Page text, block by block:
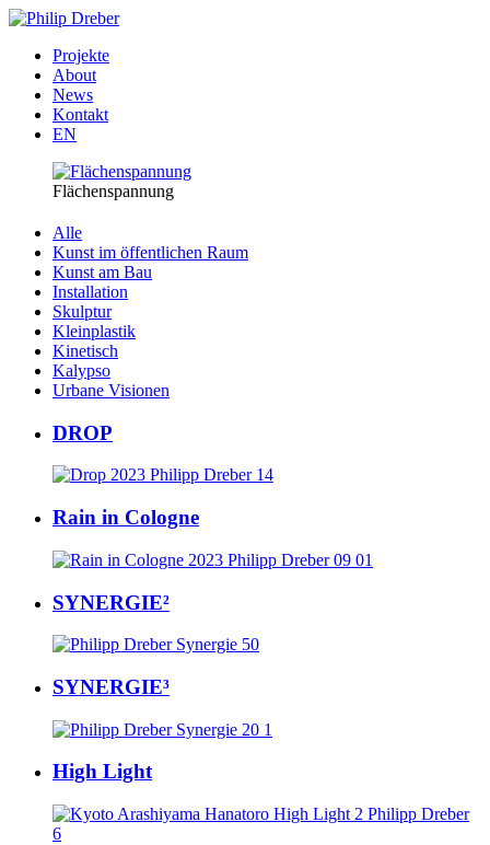
Projekte
About
News
Kontakt
EN
Flächenspannung
Alle
Kunst im öffentlichen Raum
Kunst am Bau
Installation
Skulptur
Kleinplastik
Kinetisch
Kalypso
Urbane Visionen
DROP
Rain in Cologne
SYNERGIE²
SYNERGIE³
High Light